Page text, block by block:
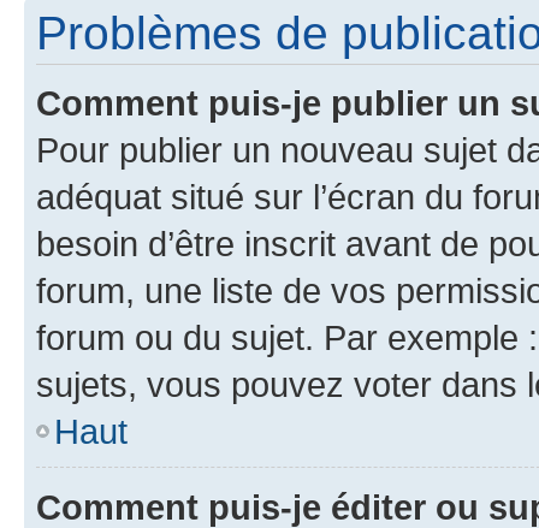
Problèmes de
Comment puis-je publier un
Pour publier un nouveau sujet
adéquat situé sur l’écran du
besoin d’être inscrit avant de
forum, une liste de vos
forum ou du sujet. Par exemple
sujets, vous pouvez voter dans
Haut
Comment puis-je éditer ou